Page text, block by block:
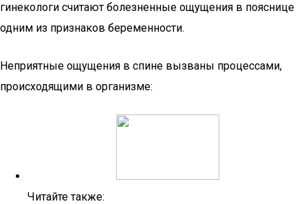
гинекологи считают болезненные ощущения в пояснице
одним из признаков беременности.
Неприятные ощущения в спине вызваны процессами,
происходящими в организме:
Читайте также: